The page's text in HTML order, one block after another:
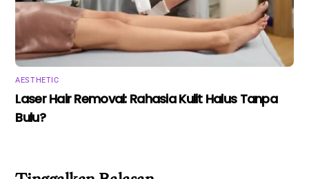
AESTHETIC
Laser Hair Removal: Rahasia Kulit Halus Tanpa
Bulu?